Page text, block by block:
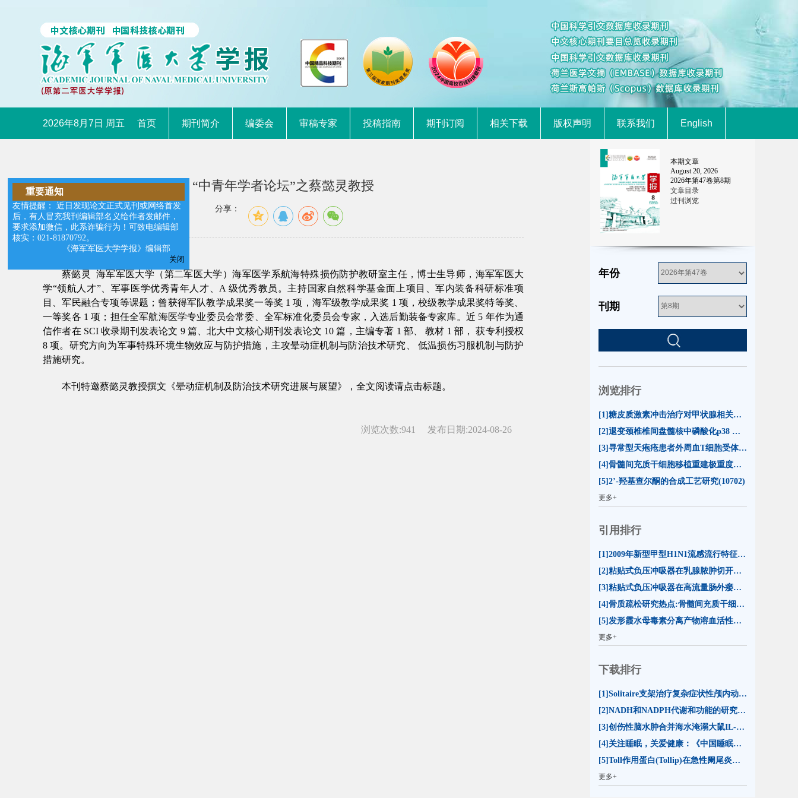
2026年8月7日 周五 首页 期刊简介 编委会 审稿专家 投稿指南 期刊订阅 相关下载 版权声明 联系我们 English
“中青年学者论坛”之蔡懿灵教授
分享：
【专家简介】
蔡懿灵 海军军医大学 （第二军医大学 ）海军医学系航海特殊损伤防护教研室主任，博士生导师 ， 海军军医大
学“领航人才”、 军事医学优秀青年人才 A 级优秀教员 。 主持国家自然科学基金面上项目 、军内装备科研标准项
目
、军民融合专项等课题 ； 曾获得军队教学成果奖一等奖 1项 ， 海军级教学成果奖 1 项 ，校级教学成果奖特等奖
一等奖各 1项 ； 担任全军航海医学专业委员会常委 全军标准化委员会专家 ， 入选后勤装备专家库。 近 5 年作为通
信作者在 SCI收录期刊发表论文 9 篇 、北大中文核心期刊发表论文 10篇 ， 主编专著 1 部 教材 1 部 ，
获专利授权
8项。 研究方向为军事特殊环境生物效应与防护措施 ， 主攻晕动症机制与防治技术研究
低温损伤习服机制与防护
措施研究。
本刊特邀蔡懿灵教授撰文《晕动症机制及防治技术研究进展与展望》，全文阅读请点击标题。
发布日期:2024-08-26
浏览次数:941
本期文章
August 20, 2026
2026年第47卷第8期
文章目录
过刊浏览
年份
刊期
浏览排行
[1]糖皮质激素冲击治疗对甲状腺相关眼病患者泪膜脂质层厚度的影响(55078)
[2]退变颈椎椎间盘髓核中磷酸化p38 MAPK的表达(13274)
[3]寻常型天疱疮患者外周血T细胞受体β链可变区CDR3基因克隆谱型分析(11015)
[4]骨髓间充质干细胞移植重建极重度放射损伤小鼠造血功能(10747)
[5]2’-羟基查尔酮的合成工艺研究(10702)
更多+
引用排行
[1]2009年新型甲型H1N1流感流行特征及防控措施(16)
[2]粘贴式负压冲吸器在乳腺脓肿切开引流治疗中的应用(13)
[3]粘贴式负压冲吸器在高流量肠外瘘合并切口裂开治疗中的应用(13)
[4]骨质疏松研究热点:骨髓间充质干细胞分化命运(13)
[5]发形霞水母毒素分离产物溶血活性的比较及其影响因素分析(12)
更多+
下载排行
[1]Solitaire支架治疗复杂症状性颅内动脉狭窄的初步评价(23598)
[2]NADH和NADPH代谢和功能的研究进展(20599)
[3]创伤性脑水肿合并海水淹溺大鼠IL-1β和TNF-α表达的变化(15467)
[4]关注睡眠，关爱健康：《中国睡眠研究报告2023》解读(15141)
[5]Toll作用蛋白(Tollip)在急性阑尾炎时的表达(14409)
更多+
重要通知
友情提醒： 近日发现论文正式见刊或网络首发
后，有人冒充我刊编辑部名义给作者发邮件，
要求添加微信，此系诈骗行为！可致电编辑部
核实：021-81870792。
《海军军医大学学报》编辑部
关闭